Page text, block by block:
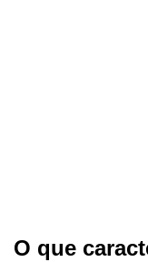
O que